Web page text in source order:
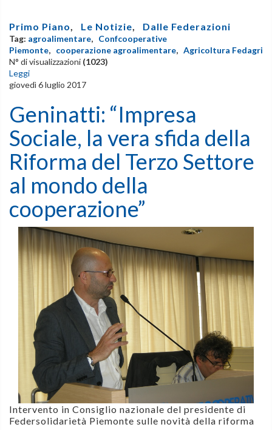
Primo Piano, Le Notizie, Dalle Federazioni
Tag: agroalimentare, Confcooperative
Piemonte, cooperazione agroalimentare, Agricoltura Fedagri
N° di visualizzazioni (1023)
Leggi
giovedì 6 luglio 2017
Geninatti: “Impresa
Sociale, la vera sfida della
Riforma del Terzo Settore
al mondo della
cooperazione”
Intervento in Consiglio nazionale del presidente di
Federsolidarietà Piemonte sulle novità della riforma